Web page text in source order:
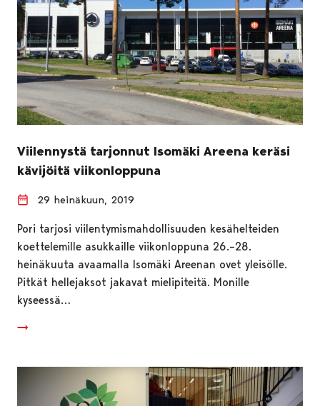
Viilennystä tarjonnut Isomäki Areena keräsi
kävijöitä viikonloppuna
29 heinäkuun, 2019
Pori tarjosi viilentymismahdollisuuden kesähelteiden
koettelemille asukkaille viikonloppuna 26.–28.
heinäkuuta avaamalla Isomäki Areenan ovet yleisölle.
Pitkät hellejaksot jakavat mielipiteitä. Monille
kyseessä…